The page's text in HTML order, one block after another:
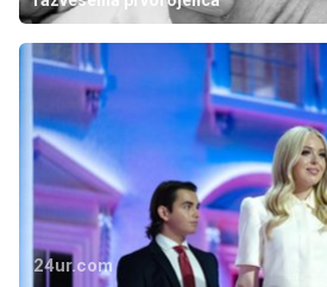
24ur.com